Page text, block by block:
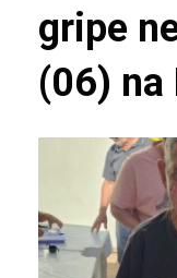
gripe
(06) na